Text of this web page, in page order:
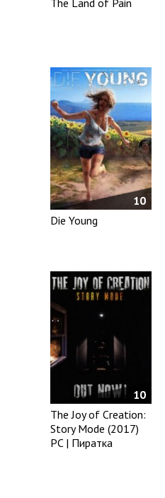
The Land of Pain
10
Die Young
10
The Joy of Creation:
Story Mode (2017)
PC | Пиратка